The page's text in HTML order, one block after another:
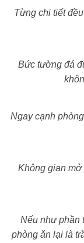
Từng chi tiết
Bức tường đá
Ngay cạnh
Không gian
Nếu như phần
phòng ăn lại là